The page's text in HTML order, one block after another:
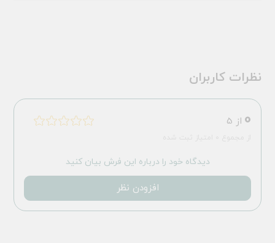
نظرات کاربران
0 از 5
دیدگاه خود را درباره این فرش بیان کنید
افزودن نظر